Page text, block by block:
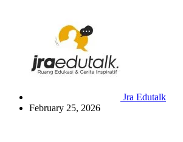
Jra Edutalk
February 25, 2026